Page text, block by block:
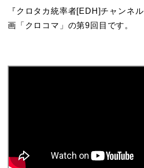
『クロタカ統率者[EDH]チャンネ
画「クロコマ」の第9回目です。